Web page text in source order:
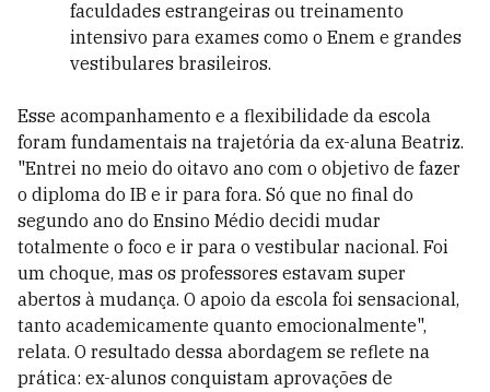
faculdades estrangeiras ou treinamento
intensivo para exames como o Enem e grandes
vestibulares brasileiros.
Esse acompanhamento e a flexibilidade da escola
foram fundamentais na trajetória da ex-aluna Beatriz.
"Entrei no meio do oitavo ano com o objetivo de fazer
o diploma do IB e ir para fora. Só que no final do
segundo ano do Ensino Médio decidi mudar
totalmente o foco e ir para o vestibular nacional. Foi
um choque, mas os professores estavam super
abertos à mudança. O apoio da escola foi sensacional,
tanto academicamente quanto emocionalmente",
relata. O resultado dessa abordagem se reflete na
prática: ex-alunos conquistam aprovações de